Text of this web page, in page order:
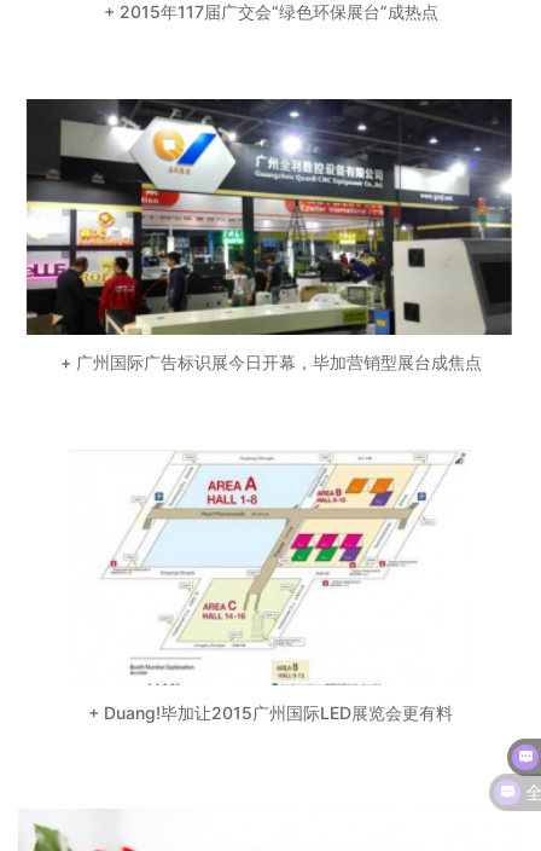
+ 2015年117届广交会“绿色环保展台”成热点
+ 广州国际广告标识展今日开幕，毕加营销型展台成焦点
+ Duang!毕加让2015广州国际LED展览会更有料